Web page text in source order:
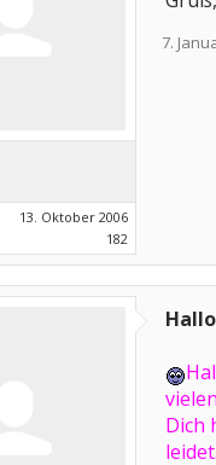
13. Oktober 2006
182
7.
Dich
leidet.